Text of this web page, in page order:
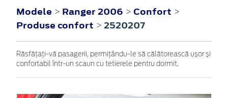
Modele > Ranger 2006 > Confort >
Produse confort > 2520207
Răsfățați-vă pasagerii, permițându-le să călătorească ușor și
confortabil într-un scaun cu tetierele pentru dormit.